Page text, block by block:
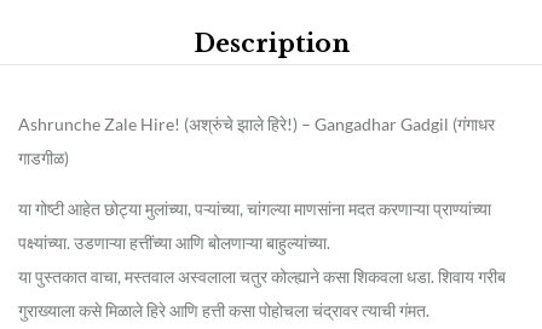
Description
Ashrunche Zale Hire! (अश्रुंचे झाले हिरे!) – Gangadhar Gadgil (गंगाधर
गाडगीळ)
या गोष्टी आहेत छोट्या मुलांच्या, पऱ्यांच्या, चांगल्या माणसांना मदत करणाऱ्या प्राण्यांच्या
पक्ष्यांच्या. उडणाऱ्या हत्तींच्या आणि बोलणाऱ्या बाहुल्यांच्या.
या पुस्तकात वाचा, मस्तवाल अस्वलाला चतुर कोल्ह्याने कसा शिकवला धडा. शिवाय गरीब
गुराख्याला कसे मिळाले हिरे आणि हत्ती कसा पोहोचला चंद्रावर त्याची गंमत.